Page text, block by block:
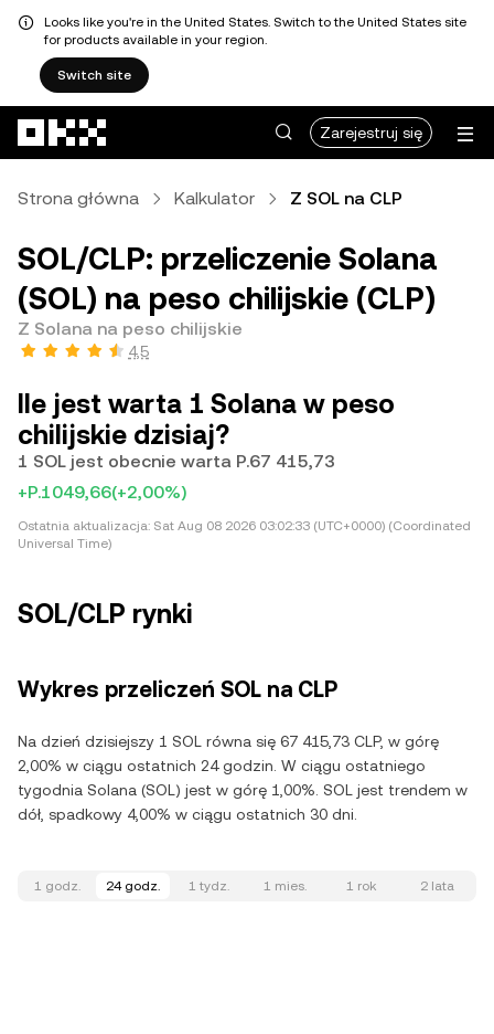
Looks like you're in the United States. Switch to the United States site
for products available in your region.
Switch site
Zarejestruj się
Strona główna Kalkulator Z SOL na CLP
SOL/CLP: przeliczenie Solana
(SOL) na peso chilijskie (CLP)
Z Solana na peso chilijskie
4,5
Ile jest warta 1 Solana w peso
chilijskie dzisiaj?
1 SOL jest obecnie warta P.67 415,73
+P.1049,66(+2,00%)
Ostatnia aktualizacja: Sat Aug 08 2026 03:02:33 (UTC+0000) (Coordinated
Universal Time)
SOL/CLP rynki
Wykres przeliczeń SOL na CLP
Na dzień dzisiejszy 1 SOL równa się 67 415,73 CLP, w górę
2,00% w ciągu ostatnich 24 godzin. W ciągu ostatniego
tygodnia Solana (SOL) jest w górę 1,00%. SOL jest trendem w
dół, spadkowy 4,00% w ciągu ostatnich 30 dni.
1 godz. 24 godz. 1 tydz. 1 mies. 1 rok 2 lata